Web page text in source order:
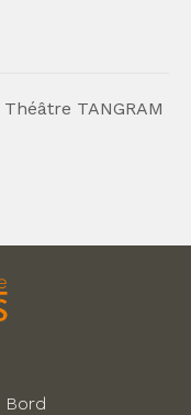
TANGRAM
Bord